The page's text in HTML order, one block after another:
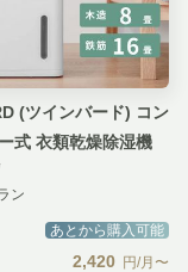
(ツインバード) コン
式 衣類乾燥除湿機
ン
あとから購入可能
2,420 円/月〜